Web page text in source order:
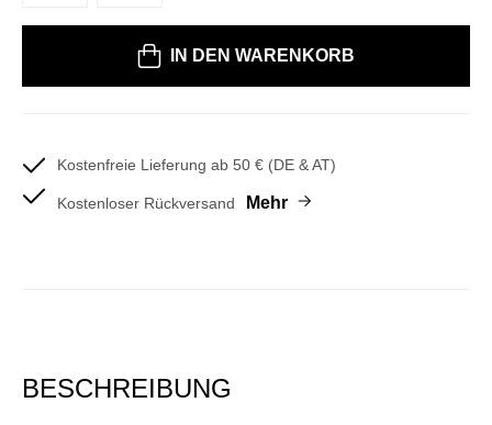
IN DEN WARENKORB
Kostenfreie Lieferung ab 50 € (DE & AT)
Kostenloser Rückversand Mehr
BESCHREIBUNG